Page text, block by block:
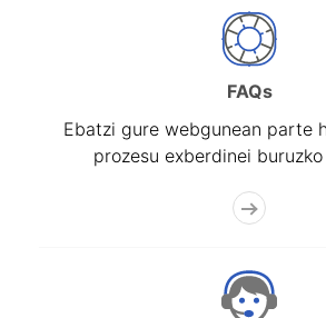
FAQs
Ebatzi gure webgunean parte
prozesu exberdinei